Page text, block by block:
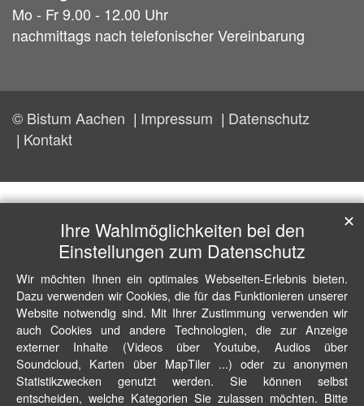
Mo - Fr 9.00 - 12.00 Uhr
nachmittags nach telefonischer Vereinbarung
© Bistum Aachen Impressum
Datenschutz
Kontakt
Ihre Wahlmöglichkeiten bei den
Einstellungen zum Datenschutz
Wir möchten Ihnen ein optimales Webseiten-Erlebnis bieten.
Dazu verwenden wir Cookies, die für das Funktionieren unserer
Website notwendig sind. Mit Ihrer Zustimmung verwenden wir
auch Cookies und andere Technologien, die zur Anzeige
externer Inhalte (Videos über Youtube, Audios über
Soundcloud, Karten über MapTiler ...) oder zu anonymen
Statistikzwecken genutzt werden. Sie können selbst
entscheiden, welche Kategorien Sie zulassen möchten. Bitte
✕